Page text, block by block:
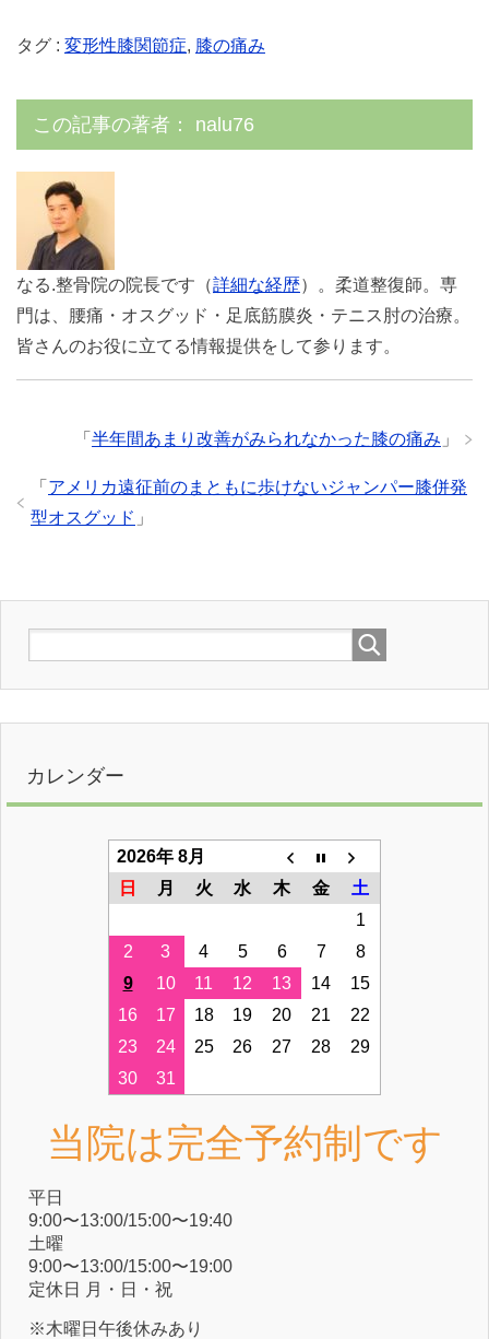
タグ : 変形性膝関節症, 膝の痛み
この記事の著者： nalu76
なる.整骨院の院長です（詳細な経歴）。柔道整復師。専
門は、腰痛・オスグッド・足底筋膜炎・テニス肘の治療。
皆さんのお役に立てる情報提供をして参ります。
「 半年間あまり改善がみられなかった膝の痛み 」
「 アメリカ遠征前のまともに歩けないジャンパー膝併発
型オスグッド 」
カレンダー
2026年 8月
日
月 火 水 木 金
土
1
2
3 4 5 6 7
8
9
10 11 12 13 14
15
16
17 18 19 20 21
22
23
24 25 26 27 28
29
30
31
当院は完全予約制です
平⽇
9:00〜13:00/15:00〜19:40
⼟曜
9:00〜13:00/15:00〜19:00
定休⽇ ⽉・⽇・祝
※木曜日午後休みあり